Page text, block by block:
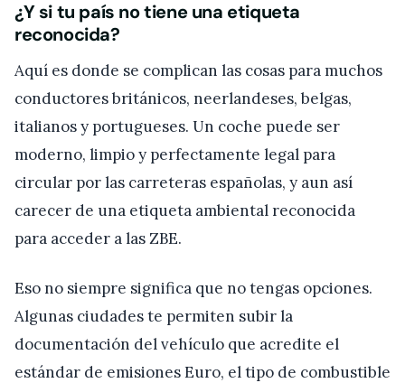
¿Y si tu país no tiene una etiqueta
reconocida?
Aquí es donde se complican las cosas para muchos
conductores británicos, neerlandeses, belgas,
italianos y portugueses. Un coche puede ser
moderno, limpio y perfectamente legal para
circular por las carreteras españolas, y aun así
carecer de una etiqueta ambiental reconocida
para acceder a las ZBE.
Eso no siempre significa que no tengas opciones.
Algunas ciudades te permiten subir la
documentación del vehículo que acredite el
estándar de emisiones Euro, el tipo de combustible